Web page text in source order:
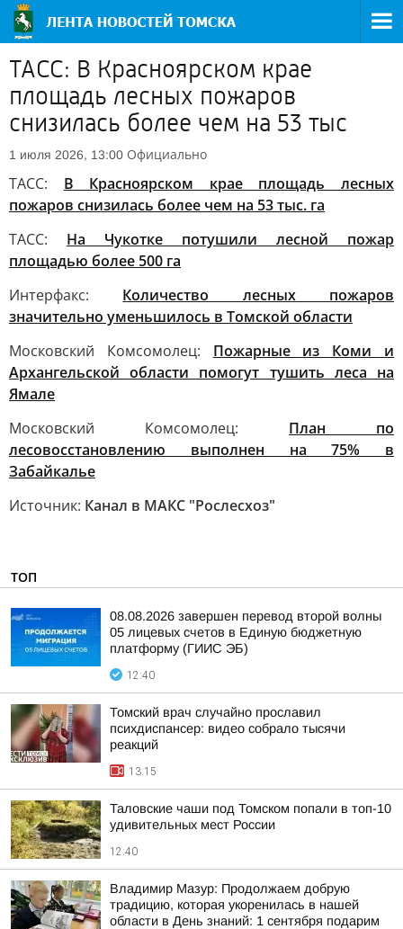
ТАСС: В Красноярском крае
площадь лесных пожаров
снизилась более чем на 53 тыс
1 июля 2026, 13:00 Официально
ТАСС: В Красноярском крае площадь лесных
пожаров снизилась более чем на 53 тыс. га
ТАСС: На Чукотке потушили лесной пожар
площадью более 500 га
Интерфакс: Количество лесных пожаров
значительно уменьшилось в Томской области
Московский Комсомолец: Пожарные из Коми и
Архангельской области помогут тушить леса на
Ямале
Московский Комсомолец: План по
лесовосстановлению выполнен на 75% в
Забайкалье
Источник: Канал в МАКС "Рослесхоз"
ТОП
08.08.2026 завершен перевод второй волны
05 лицевых счетов в Единую бюджетную
платформу (ГИИС ЭБ)
12:40
Томский врач случайно прославил
психдиспансер: видео собрало тысячи
реакций
13:15
Таловские чаши под Томском попали в топ-10
удивительных мест России
12:40
Владимир Мазур: Продолжаем добрую
традицию, которая укоренилась в нашей
области в День знаний: 1 сентября подарим